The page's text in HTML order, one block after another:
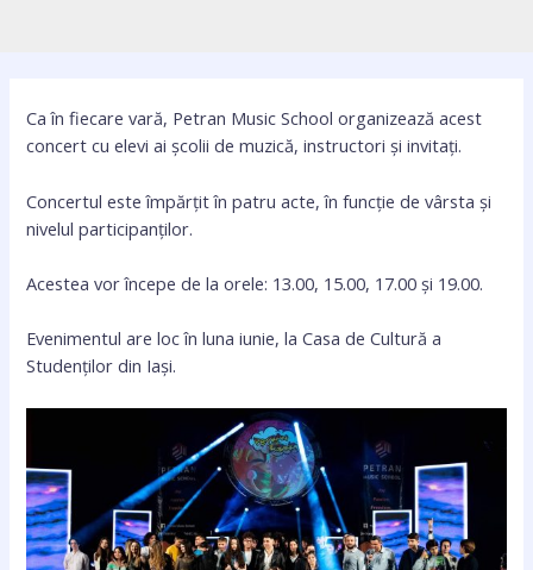
Ca în fiecare vară, Petran Music School organizează acest
concert cu elevi ai școlii de muzică, instructori și invitați.
Concertul este împărțit în patru acte, în funcție de vârsta și
nivelul participanților.
Acestea vor începe de la orele: 13.00, 15.00, 17.00 și 19.00.
Evenimentul are loc în luna iunie, la Casa de Cultură a
Studenților din Iași.